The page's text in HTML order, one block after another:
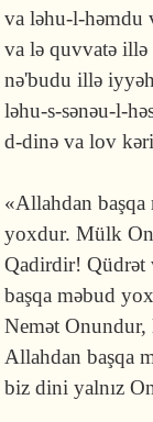
va ləhu-l-həmdu
va lə quvvatə
nə'budu illə
ləhu-s-sənəu-l-
d-dinə va lov
«Allahdan
yoxdur. Mülk
Qadirdir! Qüdrət
başqa mə­bud
Nemət
Allahdan başqa
biz dini yalnız